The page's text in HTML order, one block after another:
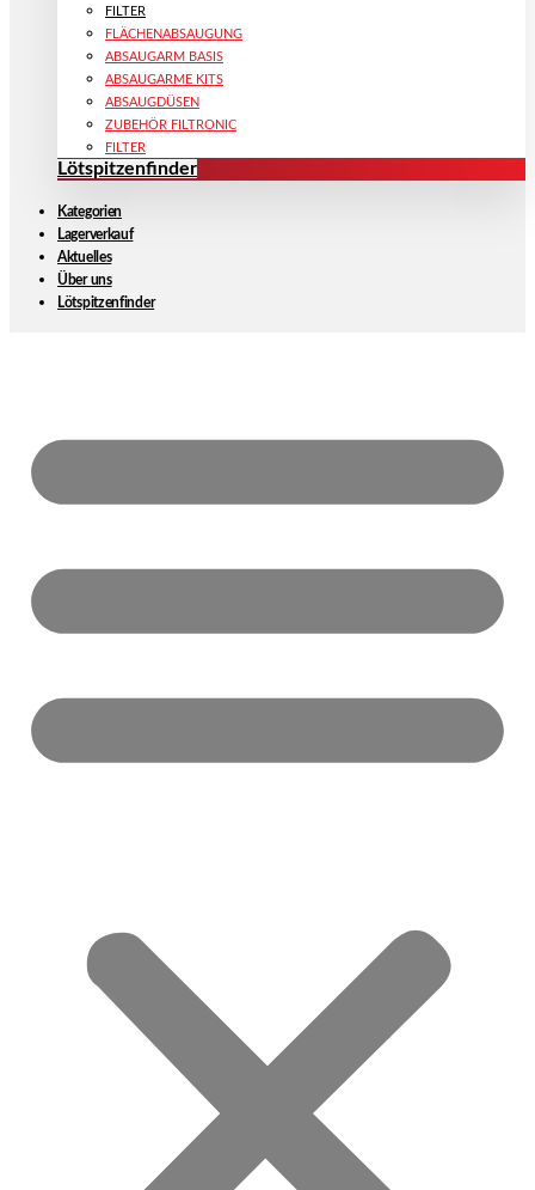
FILTER
FLÄCHENABSAUGUNG
ABSAUGARM BASIS
ABSAUGARME KITS
ABSAUGDÜSEN
ZUBEHÖR FILTRONIC
FILTER
Lötspitzenfinder
Kategorien
Lagerverkauf
Aktuelles
Über uns
Lötspitzenfinder